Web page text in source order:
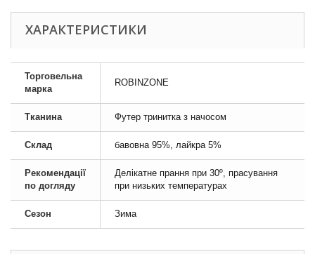
ХАРАКТЕРИСТИКИ
Торговельна
марка
ROBINZONE
Тканина Футер тринитка з начосом
Склад бавовна 95%, лайкра 5%
Рекомендації
по догляду
Делікатне прання при 30º, прасування
при низьких температурах
Сезон Зима